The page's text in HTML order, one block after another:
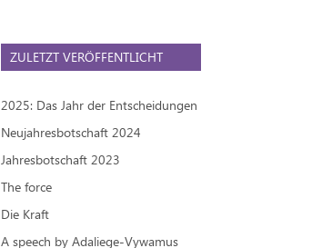
ZULETZT VERÖFFENTLICHT
2025: Das Jahr der Entscheidungen
Neujahresbotschaft 2024
Jahresbotschaft 2023
The force
Die Kraft
A speech by Adaliege-Vywamus